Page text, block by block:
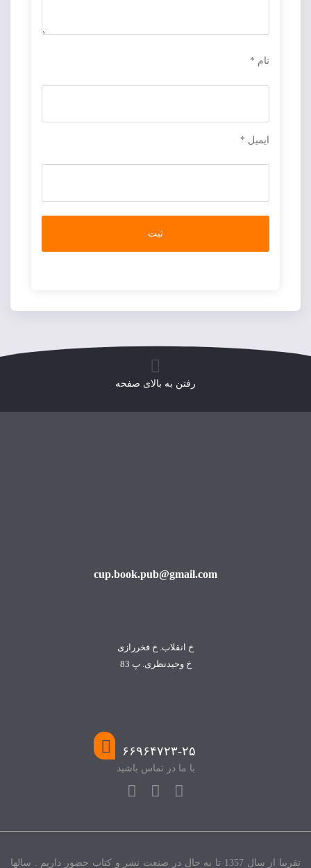
نام *
ایمیل *
رفتن به بالای صفحه
cup.book.pub@gmail.com
خ انقلاب. خ فخررازی
خ وحیدنظری. پ 83
۶۶۹۶۴۷۲۳-۲۵
با ما در تماس باشید
تقریبا از سال 1357 تا به حال در صنعت نشر و کتاب حضور داریم . سالها